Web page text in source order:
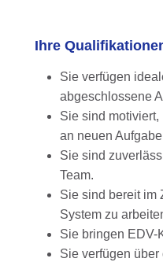
Ihre
Sie verfügen
abgeschlossene
Sie sind
an neuen
Sie sind
Team.
Sie sind bereit im
System zu
Sie bringen EDV-
Sie verfügen